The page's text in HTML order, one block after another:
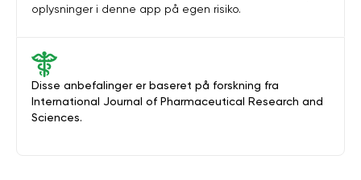
Disse anbefalinger er baseret på forskning fra
International Journal of Pharmaceutical Research and
Sciences.
oplysninger i denne app på egen risiko.